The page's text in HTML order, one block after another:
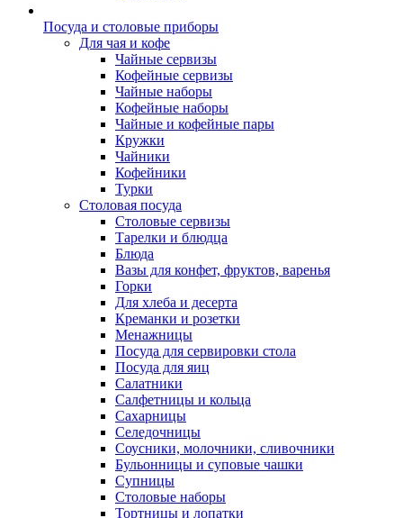
Посуда и столовые приборы
Для чая и кофе
Чайные сервизы
Кофейные сервизы
Чайные наборы
Кофейные наборы
Чайные и кофейные пары
Кружки
Чайники
Кофейники
Турки
Столовая посуда
Столовые сервизы
Тарелки и блюдца
Блюда
Вазы для конфет, фруктов, варенья
Горки
Для хлеба и десерта
Креманки и розетки
Менажницы
Посуда для сервировки стола
Посуда для яиц
Салатники
Салфетницы и кольца
Сахарницы
Селедочницы
Соусники, молочники, сливочники
Бульонницы и суповые чашки
Супницы
Столовые наборы
Тортницы и лопатки